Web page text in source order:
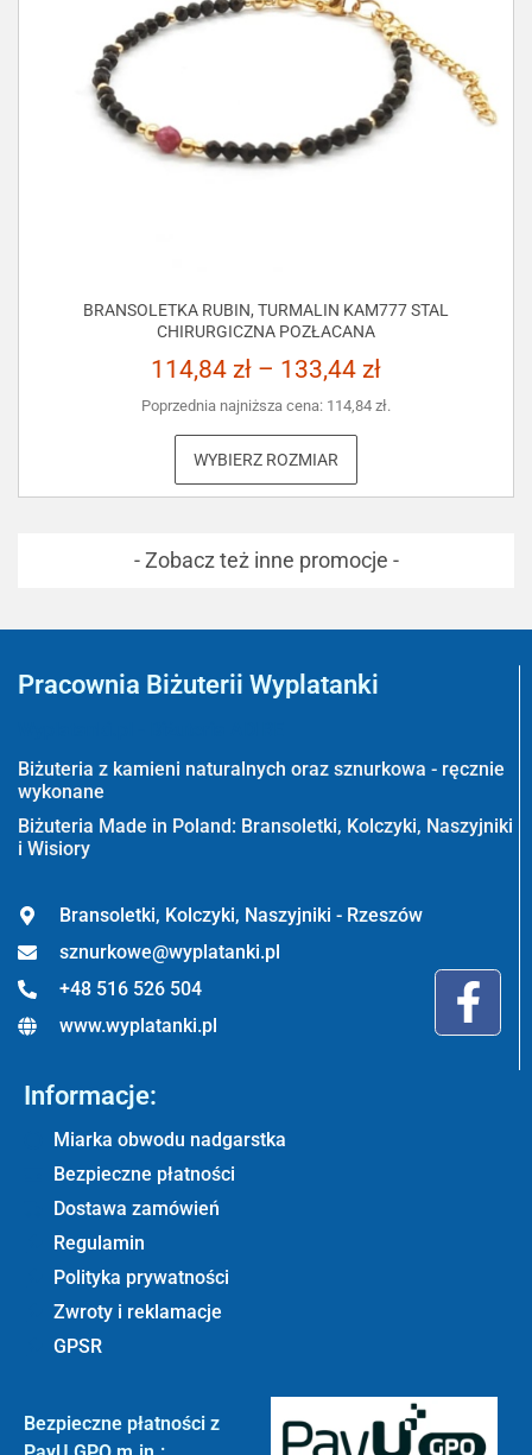
BRANSOLETKA RUBIN, TURMALIN KAM777 STAL
CHIRURGICZNA POZŁACANA
114,84 zł – 133,44 zł
Poprzednia najniższa cena: 114,84 zł.
WYBIERZ ROZMIAR
- Zobacz też inne promocje -
Pracownia Biżuterii Wyplatanki
Biżuteria z kamieni naturalnych oraz sznurkowa - ręcznie
wykonane
Biżuteria Made in Poland: Bransoletki, Kolczyki, Naszyjniki
i Wisiory
Bransoletki, Kolczyki, Naszyjniki - Rzeszów
sznurkowe@wyplatanki.pl
+48 516 526 504
www.wyplatanki.pl
Informacje:
Miarka obwodu nadgarstka
Bezpieczne płatności
Dostawa zamówień
Regulamin
Polityka prywatności
Zwroty i reklamacje
GPSR
Bezpieczne płatności z